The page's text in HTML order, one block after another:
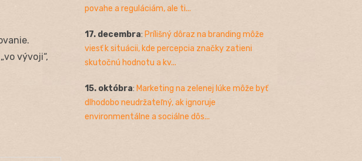
vývoji“,
povahe a reguláciám, ale ti...
17. decembra: Prílišný dôraz na branding môže
viesť k situácii, kde percepcia značky zatieni
skutočnú hodnotu a kv...
15. októbra: Marketing na zelenej lúke môže byť
dlhodobo neudržateľný, ak ignoruje
environmentálne a sociálne dôs...